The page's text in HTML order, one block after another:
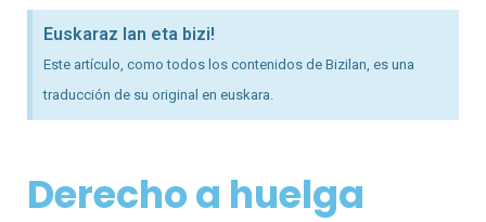
Euskaraz lan eta bizi!
Este artículo, como todos los contenidos de Bizilan, es una
traducción de su original en euskara.
Derecho a huelga